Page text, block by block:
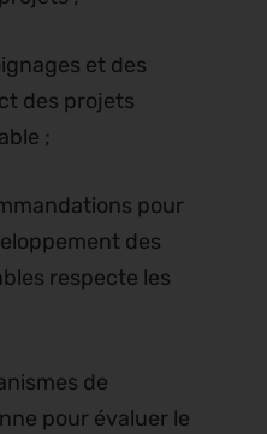
et des
des projets
;
pour
des
respecte les
de
pour évaluer le